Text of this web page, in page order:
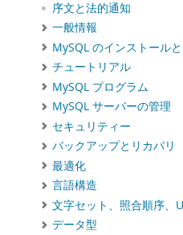
序文と法的通知
一般情報
MySQL のインストール
チュートリアル
MySQL プログラム
MySQL サーバーの管理
セキュリティー
バックアップとリカバリ
最適化
言語構造
文字セット、照合順序、
データ型